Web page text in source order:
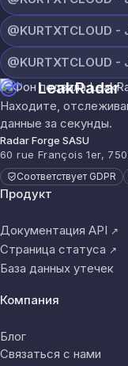
LeakRadar
Находите,
данные за секунды.
Radar Forge SASU
60 rue François 1er,
Соответствует GDPR
Продукт
Документация API ↗
Страница статуса ↗
База данных утечек
Компания
Блог
Связаться с нами